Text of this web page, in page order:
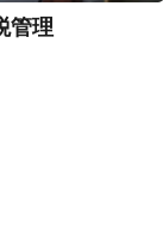
管理